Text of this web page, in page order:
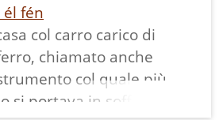
fén
col carro carico di
chiamato anche
col quale più
si portava in soffitta.